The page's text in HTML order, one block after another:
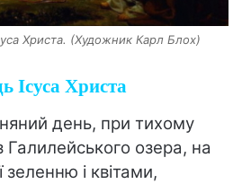
Христа. (Художник Карл Блох)
Ісуса Христа
день, при тихому
Галилейського озера, на
зеленню і квітами,